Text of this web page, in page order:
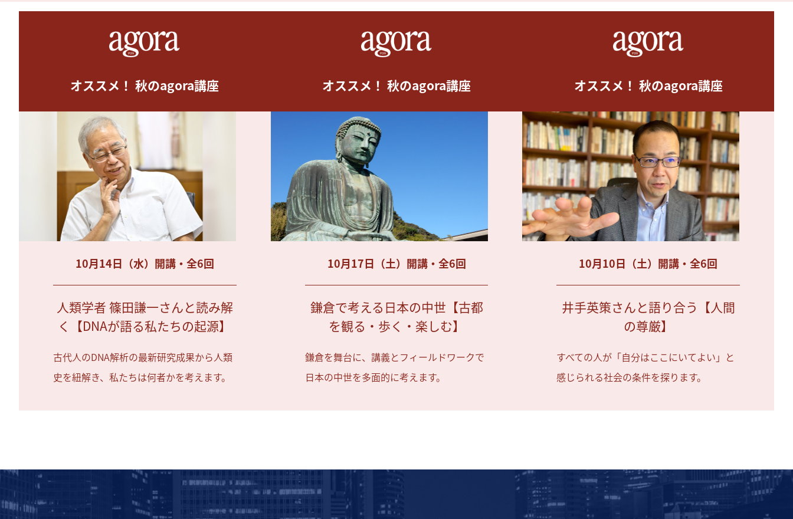
オススメ！ 秋のagora講座
10月14日（水）開講・全6回
人類学者 篠田謙一さんと読み解
く【DNAが語る私たちの起源】
古代人のDNA解析の最新研究成果から人類
史を紐解き、私たちは何者かを考えます。
オススメ！ 秋のagora講座
10月17日（土）開講・全6回
鎌倉で考える日本の中世【古都
を観る・歩く・楽しむ】
鎌倉を舞台に、講義とフィールドワークで
日本の中世を多面的に考えます。
オススメ！ 秋のagora講座
10月10日（土）開講・全6回
井手英策さんと語り合う【人間
の尊厳】
すべての人が「自分はここにいてよい」と
感じられる社会の条件を探ります。